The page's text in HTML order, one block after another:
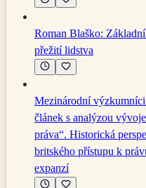
Roman Blaško:
přežití lidstva
Mezinárodní
článek s analýzou
práva“. Historická
britského přístupu k
expanzí